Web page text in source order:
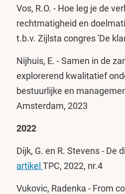
Vos, R.O. - Hoe leg je de
rechtmatigheid en
t.b.v. Zijlsta congres 'De
Nijhuis, E. - Samen in de
explorerend kwalitatief
bestuurlijke en
Amsterdam, 2023
2022
Dijk, G. en R. Stevens -
artikel TPC, 2022, nr.4
Vukovic, Radenka - From